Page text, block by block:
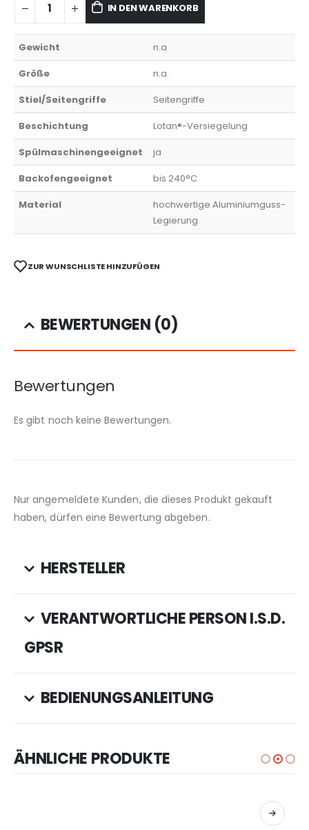
IN DEN WARENKORB
Gewicht
n.a.
Größe
n.a.
Stiel/Seitengriffe
Seitengriffe
Beschichtung
Lotan®-Versiegelung
Spülmaschinengeeignet
ja
Backofengeeignet
bis 240°C
Material
hochwertige Aluminiumguss-
Legierung
ZUR WUNSCHLISTE HINZUFÜGEN
BEWERTUNGEN (0)
Bewertungen
Es gibt noch keine Bewertungen.
Nur angemeldete Kunden, die dieses Produkt gekauft
haben, dürfen eine Bewertung abgeben.
HERSTELLER
VERANTWORTLICHE PERSON I.S.D.
GPSR
BEDIENUNGSANLEITUNG
ÄHNLICHE PRODUKTE